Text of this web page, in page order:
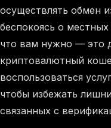
осуществлять обмен
беспокоясь о местных
что вам нужно — это
криптовалютный
воспользоваться
чтобы избежать
связанных с